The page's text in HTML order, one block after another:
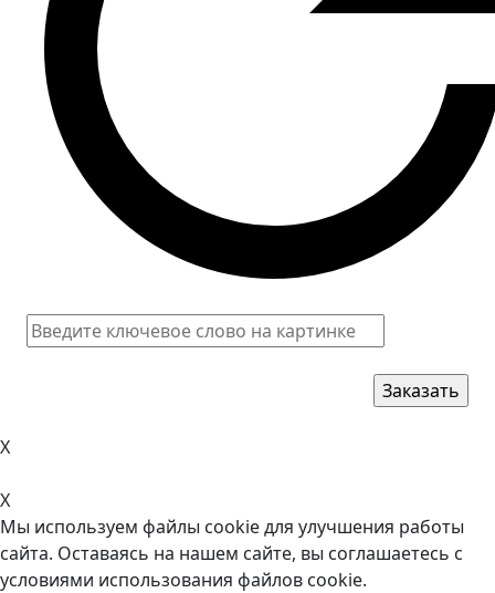
X
X
Мы используем файлы cookie для улучшения работы
сайта. Оставаясь на нашем сайте, вы соглашаетесь с
условиями использования файлов cookie.